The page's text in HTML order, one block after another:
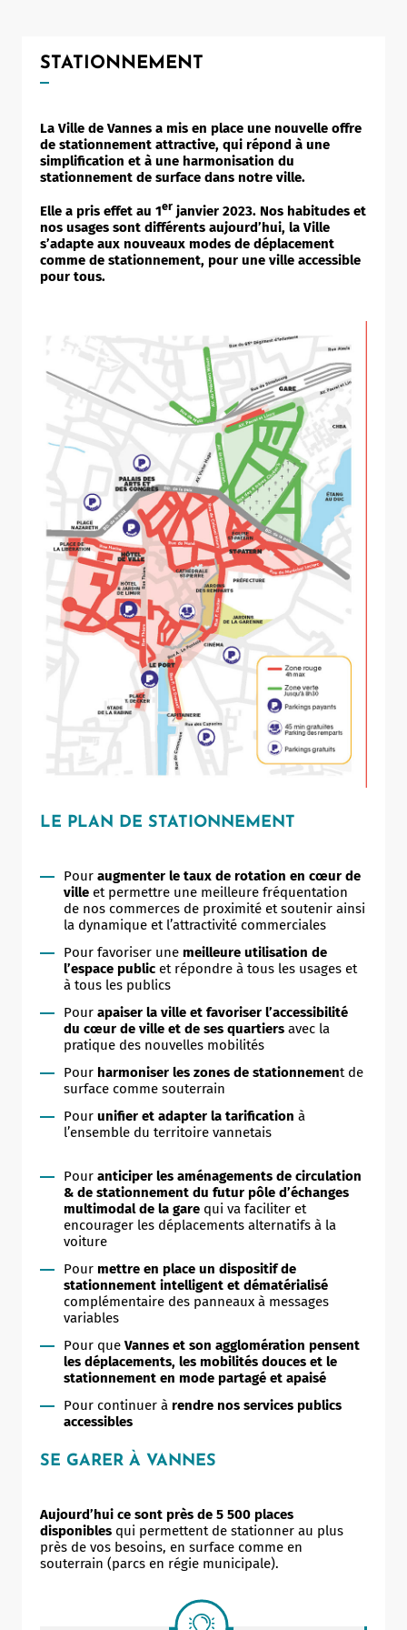
STATIONNEMENT
La Ville de Vannes a mis en place une nouvelle offre
de stationnement attractive, qui répond à une
simplification et à une harmonisation du
stationnement de surface dans notre ville.
Elle a pris effet au 1er janvier 2023. Nos habitudes et
nos usages sont différents aujourd’hui, la Ville
s’adapte aux nouveaux modes de déplacement
comme de stationnement, pour une ville accessible
pour tous.
LE PLAN DE STATIONNEMENT
Pour augmenter le taux de rotation en cœur de
ville et permettre une meilleure fréquentation
de nos commerces de proximité et soutenir ainsi
la dynamique et l’attractivité commerciales
Pour favoriser une meilleure utilisation de
l’espace public et répondre à tous les usages et
à tous les publics
Pour apaiser la ville et favoriser l’accessibilité
du cœur de ville et de ses quartiers avec la
pratique des nouvelles mobilités
Pour harmoniser les zones de stationnement de
surface comme souterrain
Pour unifier et adapter la tarification à
l’ensemble du territoire vannetais
Pour anticiper les aménagements de circulation
& de stationnement du futur pôle d’échanges
multimodal de la gare qui va faciliter et
encourager les déplacements alternatifs à la
voiture
Pour mettre en place un dispositif de
stationnement intelligent et dématérialisé
complémentaire des panneaux à messages
variables
Pour que Vannes et son agglomération pensent
les déplacements, les mobilités douces et le
stationnement en mode partagé et apaisé
Pour continuer à rendre nos services publics
accessibles
SE GARER À VANNES
Aujourd’hui ce sont près de 5 500 places
disponibles qui permettent de stationner au plus
près de vos besoins, en surface comme en
souterrain (parcs en régie municipale).